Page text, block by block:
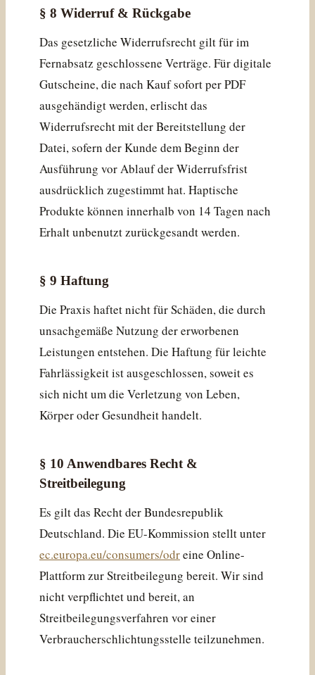
§ 8 Widerruf & Rückgabe
Das gesetzliche Widerrufsrecht gilt für im
Fernabsatz geschlossene Verträge. Für digitale
Gutscheine, die nach Kauf sofort per PDF
ausgehändigt werden, erlischt das
Widerrufsrecht mit der Bereitstellung der
Datei, sofern der Kunde dem Beginn der
Ausführung vor Ablauf der Widerrufsfrist
ausdrücklich zugestimmt hat. Haptische
Produkte können innerhalb von 14 Tagen nach
Erhalt unbenutzt zurückgesandt werden.
§ 9 Haftung
Die Praxis haftet nicht für Schäden, die durch
unsachgemäße Nutzung der erworbenen
Leistungen entstehen. Die Haftung für leichte
Fahrlässigkeit ist ausgeschlossen, soweit es
sich nicht um die Verletzung von Leben,
Körper oder Gesundheit handelt.
§ 10 Anwendbares Recht &
Streitbeilegung
Es gilt das Recht der Bundesrepublik
Deutschland. Die EU-Kommission stellt unter
ec.europa.eu/consumers/odreine Online-
Plattform zur Streitbeilegung bereit. Wir sind
nicht verpflichtet und bereit, an
Streitbeilegungsverfahren vor einer
Verbraucherschlichtungsstelle teilzunehmen.